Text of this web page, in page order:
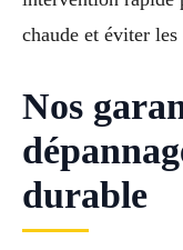
chaude et éviter les
Nos
durable